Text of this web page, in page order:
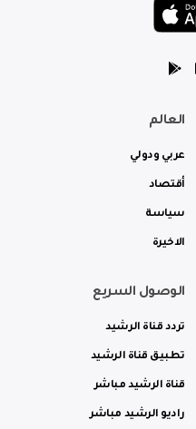
العالم
عربي ودولي
أقتصاد
سياسة
الاخيرة
الوصول السريع
تردد قناة الرشيد
تطبيق قناة الرشيد
قناة الرشيد مباشر
راديو الرشيد مباشر